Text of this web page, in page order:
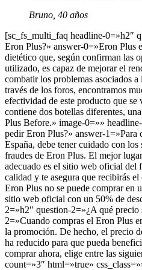
Bruno, 40 años
[sc_fs_multi_faq headline-0=»h2″
Eron Plus?» answer-0=»Eron Plus
dietético que, según confirman las
utilizado, es capaz de mejorar el
combatir los problemas asociados
través de los foros, encontramos
efectividad de este producto que se
contiene dos botellas diferentes,
Plus Before.» image-0=»»
pedir Eron Plus?» answer-
España, debe tener cuidado con
fraudes de Eron Plus. El mejor
adecuado es el sitio web oficial del
calidad y te asegura que recibirás
Eron Plus no se puede comprar en
sitio web oficial con un 50% de
2=»h2″ question-2=»¿A qué
2=»Cuando compras el Eron Plus
la promoción. De hecho, el precio
ha reducido para que pueda
comprar ahora, elige entre las
count=»3″ html=»true»